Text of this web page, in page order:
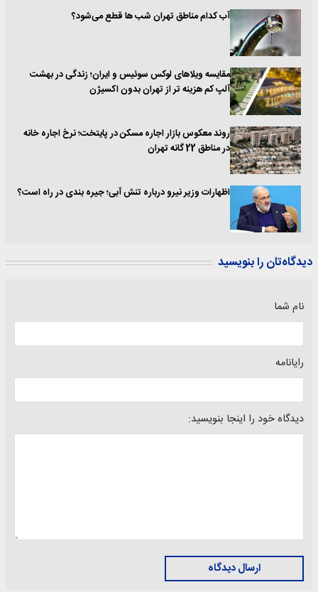
آب کدام مناطق تهران شب ها قطع می‌شود؟
مقایسه ویلاهای لوکس سوئیس و ایران؛ زندگی در بهشت
آلپ کم هزینه تر از تهران بدون اکسیژن
روند معکوس بازار اجاره مسکن در پایتخت؛ نرخ اجاره خانه
در مناطق 22 گانه تهران
اظهارات وزیر نیرو درباره تنش آبی؛ جیره بندی در راه است؟
دیدگاه‌تان را بنویسید
نام شما
رایانامه
دیدگاه خود را اینجا بنویسید:
ارسال دیدگاه